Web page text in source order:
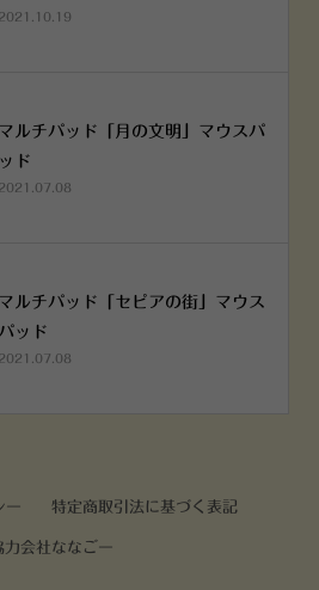
2021.10.19
マルチパッド「月の文明」マウスパ
ッド
2021.07.08
マルチパッド「セピアの街」マウス
パッド
2021.07.08
ー 特定商取引法に基づく表記
力会社ななごー